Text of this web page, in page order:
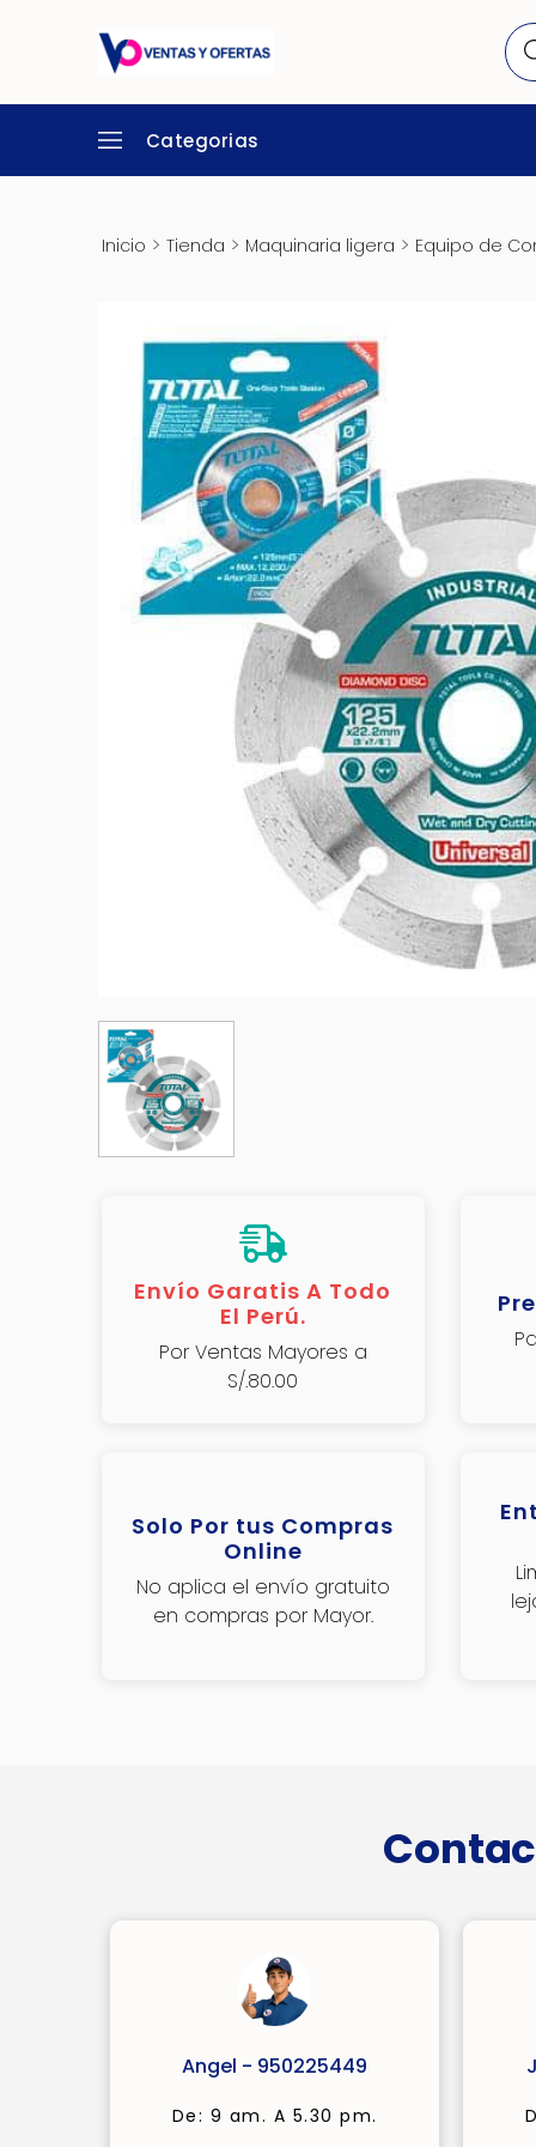
Categorias
Inicio > Tienda > Maquinaria ligera > Equipo de
Envío Garatis A Todo
El Perú.
Por Ventas Mayores a
S/.80.00
Solo Por tus Compras
Online
No aplica el envío gratuito
en compras por Mayor.
Angel - 950225449
De: 9 am. A 5.30 pm.